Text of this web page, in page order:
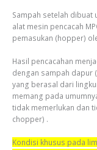
Sampah setelah dibuat
alat mesin pencacah
pemasukan (hopper)
Hasil pencacahan
dengan sampah dapur
yang berasal dari
memang pada
tidak memerlukan dan
chopper) .
Kondisi khusus pada